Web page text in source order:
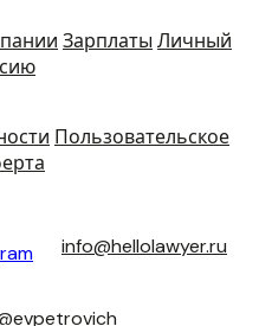
Зарплаты Личный
Пользовательское
info@hellolawyer.ru